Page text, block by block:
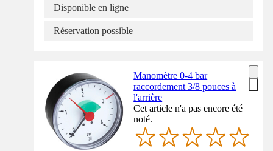
Disponible en ligne
Réservation possible
Manomètre 0-4 bar
raccordement 3/8 pouces à
l'arrière
Cet article n'a pas encore été
noté.